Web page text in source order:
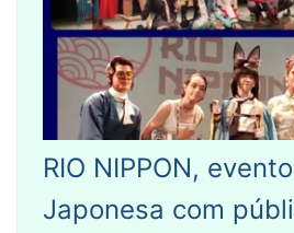
RIO NIPPON,
Japonesa com